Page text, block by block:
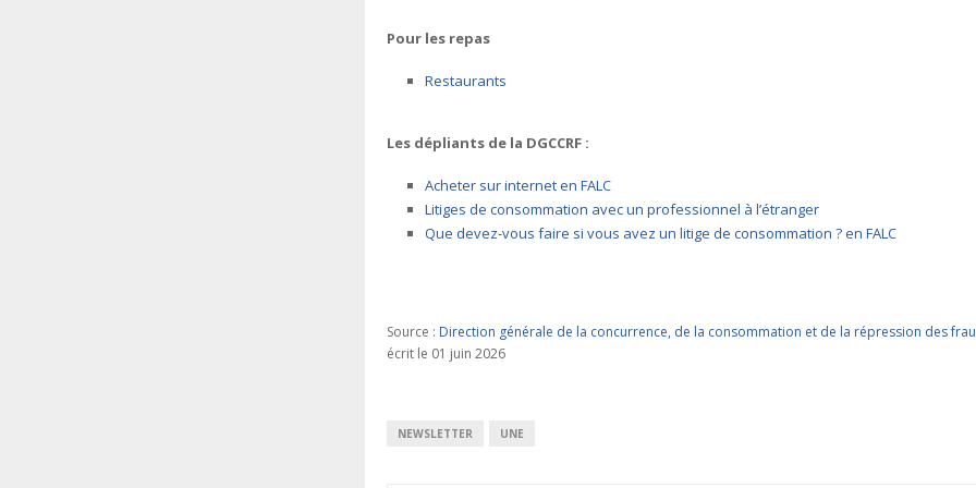
Pour les repas
Restaurants
Les dépliants de la DGCCRF :
Acheter sur internet en FALC
Litiges de consommation avec un professionnel à l’étranger
Que devez-vous faire si vous avez un litige de consommation ? en FALC
Source : Direction générale de la concurrence, de la consommation et de la répression des
écrit le 01 juin 2026
NEWSLETTER UNE